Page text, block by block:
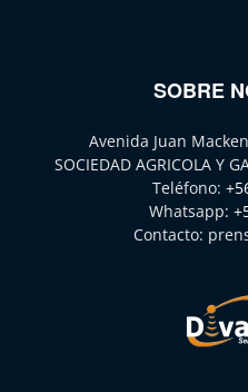
SOBRE
Avenida Juan
SOCIEDAD AGRICOLA Y
Teléfono:
Whatsapp:
Contacto: